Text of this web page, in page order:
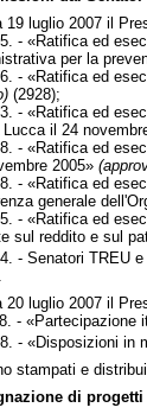
19 luglio 2007 il
- «Ratifica ed
per la
- «Ratifica ed
(2928);
- «Ratifica ed
il 24
- «Ratifica ed
2005»
- «Ratifica ed
generale
- «Ratifica ed
sul reddito e sul
- Senatori TREU
20 luglio 2007 il
- «Partecipazione
- «Disposizioni in
stampati e
di